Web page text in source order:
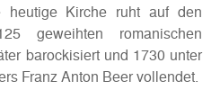
heutige Kirche ruht auf den
geweihten romanischen
barockisiert und 1730 unter
Franz Anton Beer vollendet.